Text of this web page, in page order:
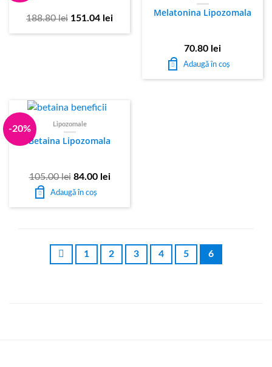
188.80lei 151.04 lei Melatonina Lipozomala
70.80 lei
Adaugă în coș
-20% Lipozomale
Betaina Lipozomala
105.00lei 84.00 lei
Adaugă în coș
1 2 3 4 5 6